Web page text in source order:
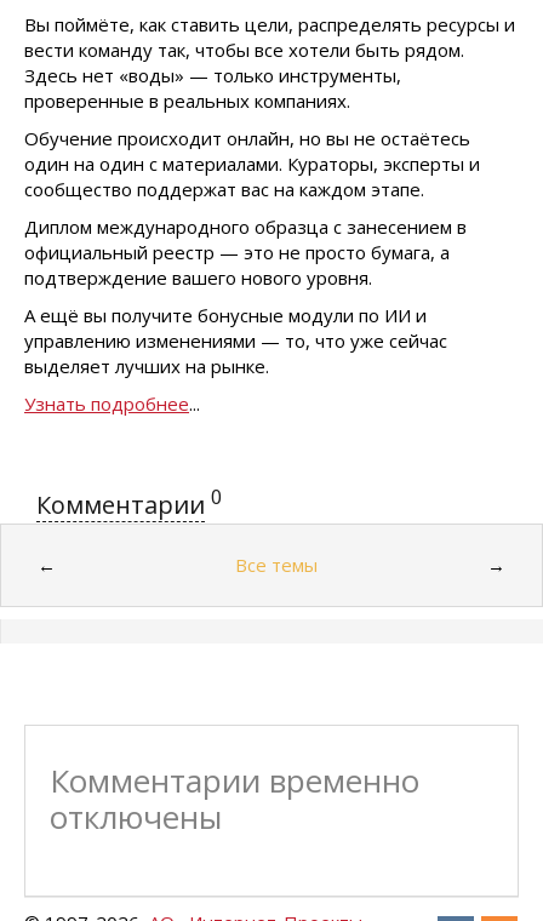
Вы поймёте, как ставить цели, распределять ресурсы и
вести команду так, чтобы все хотели быть рядом.
Здесь нет «воды» — только инструменты,
проверенные в реальных компаниях.
Обучение происходит онлайн, но вы не остаётесь
один на один с материалами. Кураторы, эксперты и
сообщество поддержат вас на каждом этапе.
Диплом международного образца с занесением в
официальный реестр — это не просто бумага, а
подтверждение вашего нового уровня.
А ещё вы получите бонусные модули по ИИ и
управлению изменениями — то, что уже сейчас
выделяет лучших на рынке.
Узнать подробнее...
Комментарии 0
← Все темы →
Комментарии временно
отключены